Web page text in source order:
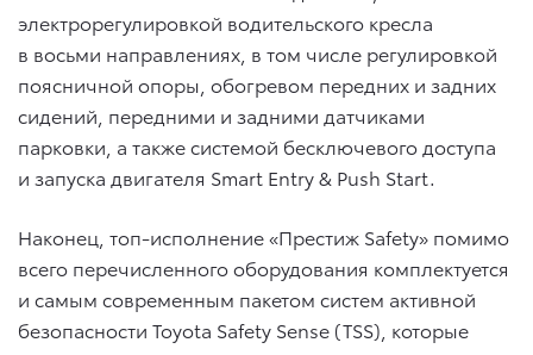
электрорегулировкой водительского кресла
в восьми направлениях, в том числе регулировкой
поясничной опоры, обогревом передних и задних
сидений, передними и задними датчиками
парковки, а также системой бесключевого доступа
и запуска двигателя Smart Entry & Push Start.
Наконец, топ-исполнение «Престиж Safety» помимо
всего перечисленного оборудования комплектуется
и самым современным пакетом систем активной
безопасности Toyota Safety Sense (TSS), которые